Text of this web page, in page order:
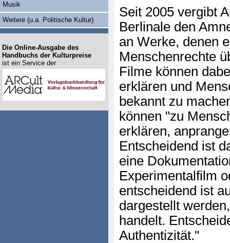
Seit 2005 vergibt
Berlinale den
an Werke, denen
Menschenrechte
Filme können
erklären und
bekannt zu
können "zu
erklären,
Entscheidend ist
eine
Experimentalfilm
entscheidend ist
dargestellt
handelt.
Authentizität."
Musik
Weitere (u.a. Politische Kultur)
Die Online-Ausgabe des
Handbuchs der Kulturpreise
ist ein Service der